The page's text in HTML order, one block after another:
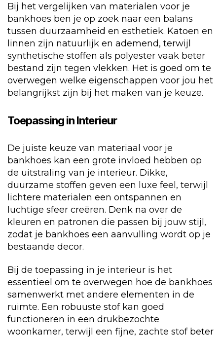
Bij het vergelijken van materialen voor je
bankhoes ben je op zoek naar een balans
tussen duurzaamheid en esthetiek. Katoen en
linnen zijn natuurlijk en ademend, terwijl
synthetische stoffen als polyester vaak beter
bestand zijn tegen vlekken. Het is goed om te
overwegen welke eigenschappen voor jou het
belangrijkst zijn bij het maken van je keuze.
Toepassing in Interieur
De juiste keuze van materiaal voor je
bankhoes kan een grote invloed hebben op
de uitstraling van je interieur. Dikke,
duurzame stoffen geven een luxe feel, terwijl
lichtere materialen een ontspannen en
luchtige sfeer creëren. Denk na over de
kleuren en patronen die passen bij jouw stijl,
zodat je bankhoes een aanvulling wordt op je
bestaande decor.
Bij de toepassing in je interieur is het
essentieel om te overwegen hoe de bankhoes
samenwerkt met andere elementen in de
ruimte. Een robuuste stof kan goed
functioneren in een drukbezochte
woonkamer, terwijl een fijne, zachte stof beter